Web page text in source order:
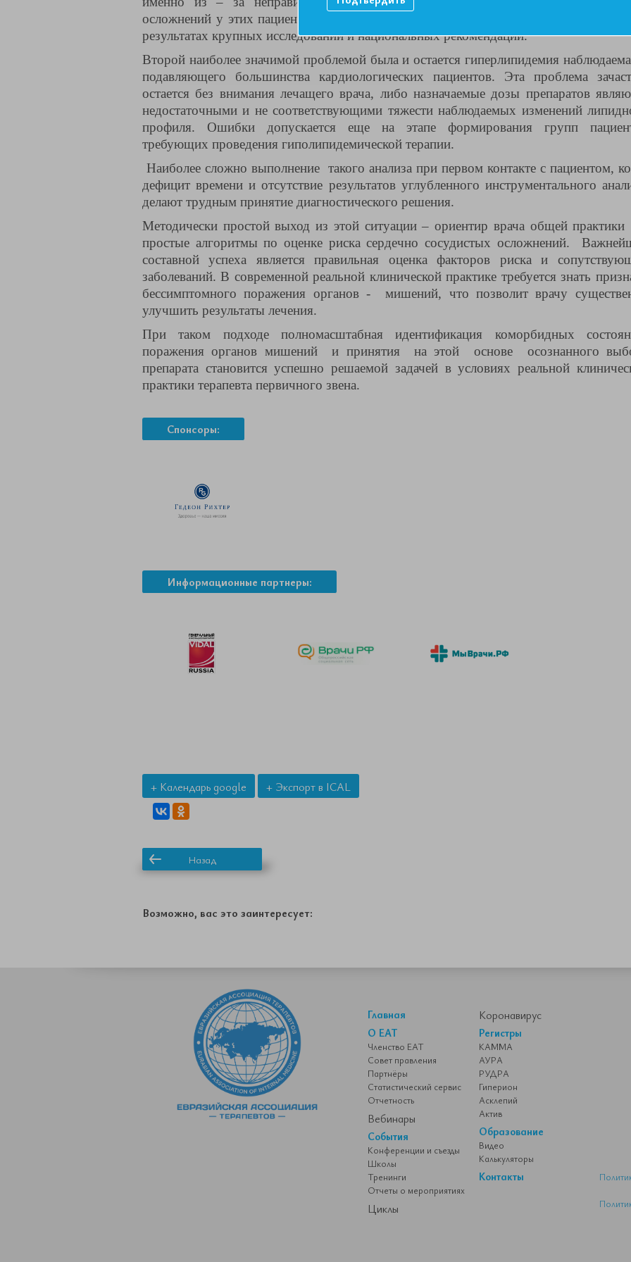
осложнений у этих пациентов и выбора гипотензивных препаратов не основанного
результатах крупных исследований и национальных рекомендаций.
Второй наиболее значимой проблемой была и остается гиперлипидемия
подавляющего большинства кардиологических пациентов. Эта проблема
остается без внимания лечащего врача, либо назначаемые дозы препаратов
недостаточными и не соответствующими тяжести наблюдаемых изменений
профиля. Ошибки допускается еще на этапе формирования групп
требующих проведения гиполипидемической терапии.
Наиболее сложно выполнение такого анализа при первом контакте с пациентом,
дефицит времени и отсутствие результатов углубленного инструментального
делают трудным принятие диагностического решения.
Методически простой выход из этой ситуации – ориентир врача общей
простые алгоритмы по оценке риска сердечно сосудистых осложнений.
составной успеха является правильная оценка факторов риска и
заболеваний. В современной реальной клинической практике требуется знать
бессимптомного поражения органов - мишений, что позволит врачу
улучшить результаты лечения.
При таком подходе полномасштабная идентификация коморбидных
поражения органов мишений и принятия на этой основе осознанного
препарата становится успешно решаемой задачей в условиях реальной
практики терапевта первичного звена.
Спонсоры:
Информационные партнеры:
+ Календарь google
+ Экспорт в ICAL
Назад
Возможно, вас это заинтересует:
Главная
О ЕАТ
Членство ЕАТ
Совет правления
Партнёры
Статистический сервис
Отчетность
Вебинары
События
Конференции и съезды
Школы
Тренинги
Отчеты о мероприятиях
Циклы
Коронавирус
Регистры
КАММА
АУРА
РУДРА
Гиперион
Асклепий
Актив
Образование
Видео
Калькуляторы
Контакты